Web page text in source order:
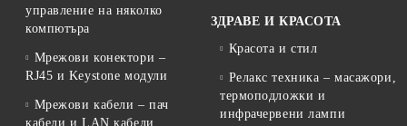
управление на няколко
компютъра
Мрежови конектори –
RJ45 и Keystone модули
Мрежови кабели – пач
кабели и LAN кабели
ЗДРАВЕ И КРАСОТА
Красота и стил
Релакс техника – масажори,
термоподложки и
инфрачервени лампи